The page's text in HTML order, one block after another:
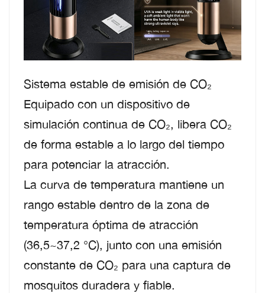
Sistema estable de emisión de CO₂
Equipado con un dispositivo de
simulación continua de CO₂, libera CO₂
de forma estable a lo largo del tiempo
para potenciar la atracción.
La curva de temperatura mantiene un
rango estable dentro de la zona de
temperatura óptima de atracción
(36,5~37,2 °C), junto con una emisión
constante de CO₂ para una captura de
mosquitos duradera y fiable.